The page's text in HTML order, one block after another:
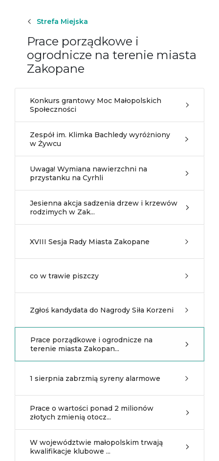
Strefa Miejska
Prace porządkowe i
ogrodnicze na terenie miasta
Zakopane
Konkurs grantowy Moc Małopolskich
Społeczności
Zespół im. Klimka Bachledy wyróżniony
w Żywcu
Uwaga! Wymiana nawierzchni na
przystanku na Cyrhli
Jesienna akcja sadzenia drzew i krzewów
rodzimych w Zak...
XVIII Sesja Rady Miasta Zakopane
co w trawie piszczy
Zgłoś kandydata do Nagrody Siła Korzeni
Prace porządkowe i ogrodnicze na
terenie miasta Zakopan...
1 sierpnia zabrzmią syreny alarmowe
Prace o wartości ponad 2 milionów
złotych zmienią otocz...
W województwie małopolskim trwają
kwalifikacje klubowe ...